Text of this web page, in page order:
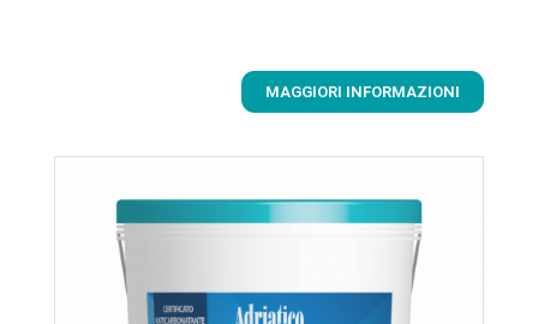
MAGGIORI INFORMAZIONI